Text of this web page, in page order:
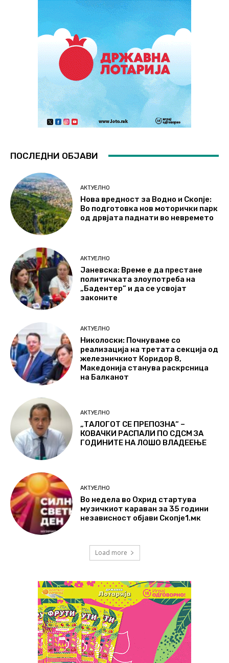
ПОСЛЕДНИ ОБЈАВИ
АКТУЕЛНО
Нова вредност за Водно и Скопје:
Во подготовка нов моторички парк
од дрвјата паднати во невремето
АКТУЕЛНО
Јаневска: Време е да престане
политичката злоупотреба на
„Бадентер“ и да се усвојат
законите
АКТУЕЛНО
Николоски: Почнуваме со
реализација на третата секција од
железничкиот Коридор 8,
Македонија станува раскрсница
на Балканот
АКТУЕЛНО
„ТАЛОГОТ СЕ ПРЕПОЗНА“ –
КОВАЧКИ РАСПАЛИ ПО СДСМ ЗА
ГОДИНИТЕ НА ЛОШО ВЛАДЕЕЊЕ
АКТУЕЛНО
Во недела во Охрид стартува
музичкиот караван за 35 години
независност објави Скопје1.мк
Load more